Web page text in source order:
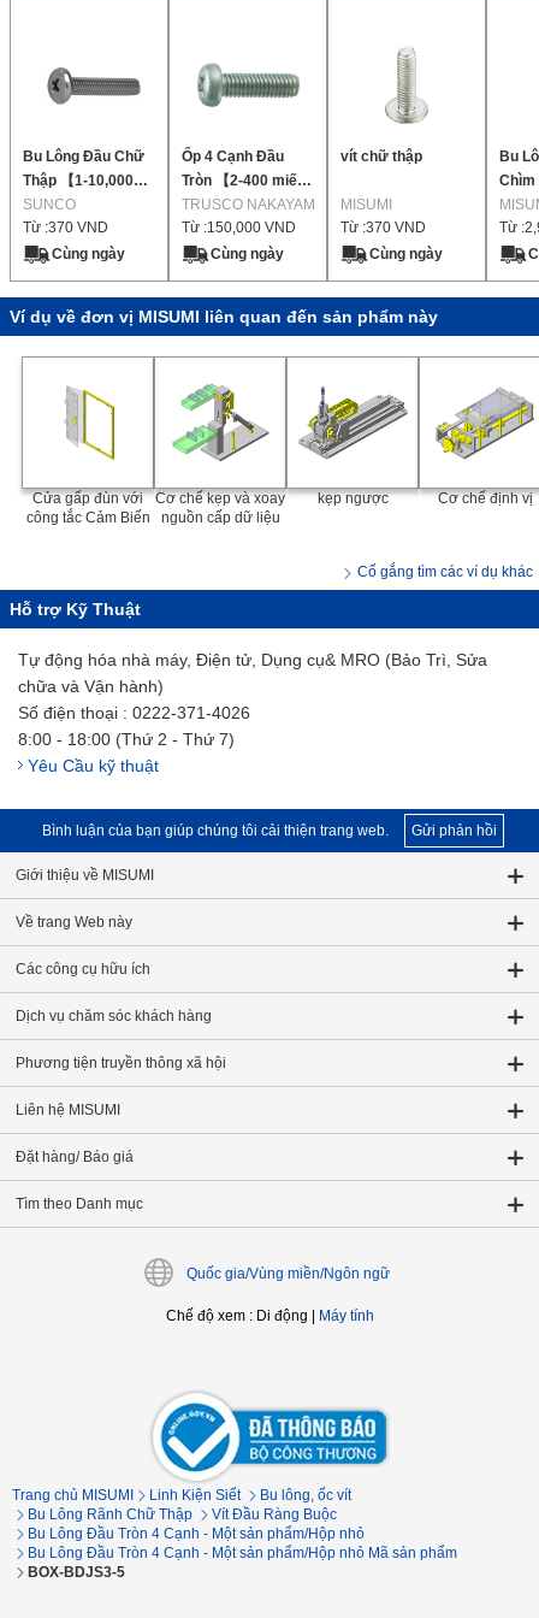
Bu Lông Đầu Chữ
Thập 【1-10,000
miếng mỗi gói】
SUNCO
Từ :370 VND
Cùng ngày
Ốp 4 Cạnh Đầu
Tròn 【2-400 miếng
mỗi gói】
TRUSCO NAKAYAMA
Từ :150,000 VND
Cùng ngày
vít chữ thập
MISUMI
Từ :370 VND
Cùng ngày
Bu
Chìm
-
Từ :
Ví dụ về đơn vị MISUMI liên quan đến sản phẩm này
Cửa gấp đùn với
công tắc Cảm Biến
Cơ chế kẹp và xoay
nguồn cấp dữ liệu
kẹp ngược Cơ chế định vị
Cố gắng tìm các ví dụ khác
Hỗ trợ Kỹ Thuật
Tự động hóa nhà máy, Điện tử, Dụng cụ& MRO (Bảo Trì, Sửa
chữa và Vận hành)
Số điện thoại : 0222-371-4026
8:00 - 18:00 (Thứ 2 - Thứ 7)
Yêu Cầu kỹ thuật
Bình luận của bạn giúp chúng tôi cải thiện trang web. Gửi phản hồi
Giới thiệu về MISUMI
Về trang Web này
Các công cụ hữu ích
Dịch vụ chăm sóc khách hàng
Phương tiện truyền thông xã hội
Liên hệ MISUMI
Đặt hàng/ Báo giá
Tìm theo Danh mục
Quốc gia/Vùng miền/Ngôn ngữ
Chế độ xem: Di động Máy tính
Trang chủ MISUMI Linh Kiện Siết
Bu lông, ốc vít
Bu Lông Rãnh Chữ Thập
Vít Đầu Ràng Buộc
Bu Lông Đầu Tròn 4 Cạnh - Một sản phẩm/Hộp nhỏ
Bu Lông Đầu Tròn 4 Cạnh - Một sản phẩm/Hộp nhỏ Mã sản phẩm
BOX-BDJS3-5